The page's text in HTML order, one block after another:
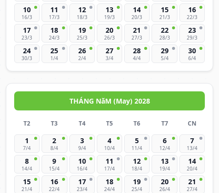
10
16/3
11
17/3
12
18/3
13
19/3
14
20/3
15
21/3
16
22/3
17
23/3
18
24/3
19
25/3
20
26/3
21
27/3
22
28/3
23
29/3
24
30/3
25
1/4
26
2/4
27
3/4
28
4/4
29
5/4
30
6/4
THÁNG NăM (May) 2028
T2 T3 T4 T5 T6 T7 CN
1
7/4
2
8/4
3
9/4
4
10/4
5
11/4
6
12/4
7
13/4
8
14/4
9
15/4
10
16/4
11
17/4
12
18/4
13
19/4
14
20/4
15
21/4
16
22/4
17
23/4
18
24/4
19
25/4
20
26/4
21
27/4